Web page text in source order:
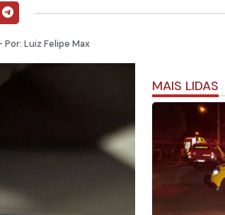
Por: Luiz Felipe Max
MAIS LIDAS